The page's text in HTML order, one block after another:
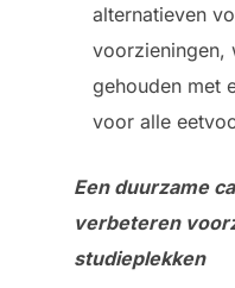
alternatieven
voorzieningen,
gehouden met
voor alle
Een duurzame
verbeteren
studieplekken